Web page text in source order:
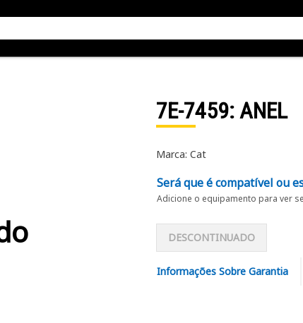
7E-7459: ANEL
Marca: Cat
Será que é compatível ou
Adicione o equipamento para ver
DESCONTINUADO
Informações Sobre Garantia